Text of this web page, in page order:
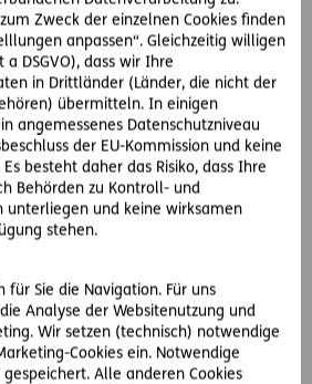
Zweck der einzelnen Cookies finden
anpassen“. Gleichzeitig willigen
DSGVO), dass wir Ihre
in Drittländer (Länder, die nicht der
übermitteln. In einigen
angemessenes Datenschutzniveau
der EU-Kommission und keine
besteht daher das Risiko, dass Ihre
Behörden zu Kontroll- und
unterliegen und keine wirksamen
stehen.
für Sie die Navigation. Für uns
Analyse der Websitenutzung und
Wir setzen (technisch) notwendige
Cookies ein. Notwendige
Alle anderen Cookies
Recht, mit einem Gutschein aus
Ausstellers Waren zu beziehen,
einer kürzeren
zulässig. Allerdings muss
dafür geben. Hier ist es so,
dem Gutschein entsprechenden
W-OG übergibt. Diese kann aber
Partnerunternehmen
kommt der W-OG der
Sie ist um das Entgelt für die
Partnerbetriebs bereichert, ohne
Rechtfertigung gibt. Die